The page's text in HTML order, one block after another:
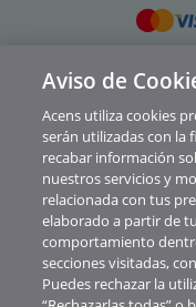
Canal
Aviso de
Acens utiliza cookies
serán utilizadas con la
recabar información
nuestros servicios y
relacionada con tus
elaborado a partir de
comportamiento
secciones visitadas,
Puedes rechazar la